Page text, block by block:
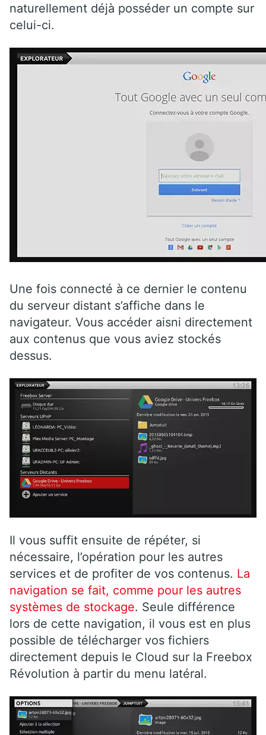
naturellement déjà posséder un compte sur
celui-ci.
Une fois connecté à ce dernier le contenu
du serveur distant s’affiche dans le
navigateur. Vous accéder aisni directement
aux contenus que vous aviez stockés
dessus.
Il vous suffit ensuite de répéter, si
nécessaire, l’opération pour les autres
services et de profiter de vos contenus. La
navigation se fait, comme pour les autres
systèmes de stockage. Seule différence
lors de cette navigation, il vous est en plus
possible de télécharger vos fichiers
directement depuis le Cloud sur la Freebox
Révolution à partir du menu latéral.